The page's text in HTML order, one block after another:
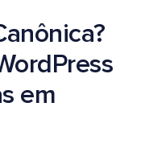
em